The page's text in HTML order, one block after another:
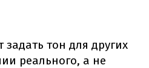
тон для других
реального, а не